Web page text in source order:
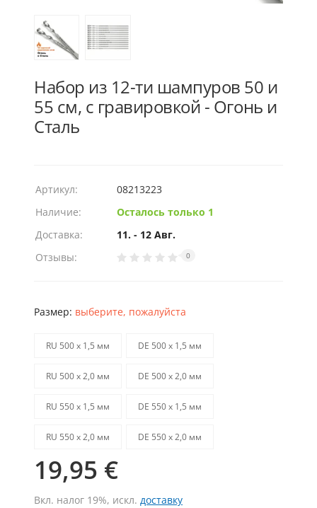
Набор из 12-ти шампуров 50 и
55 см, с гравировкой - Огонь и
Сталь
Артикул:
08213223
Наличие:
Осталось только 1
Доставка:
11. - 12 Авг.
Отзывы:
0
Размер: выберите, пожалуйста
RU 500 х 1,5 мм DE 500 х 1,5 мм
RU 500 х 2,0 мм DE 500 х 2,0 мм
RU 550 х 1,5 мм DE 550 х 1,5 мм
RU 550 х 2,0 мм DE 550 х 2,0 мм
19,95 €
Вкл. налог 19%, искл. доставку